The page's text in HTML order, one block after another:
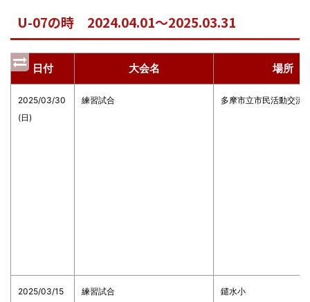
U-07の時 2024.04.01～2025.03.31
日付 大会名 場所
2025/03/30
(日)
練習試合 多摩市立市民活動交流
2025/03/15
練習試合 鑓水小